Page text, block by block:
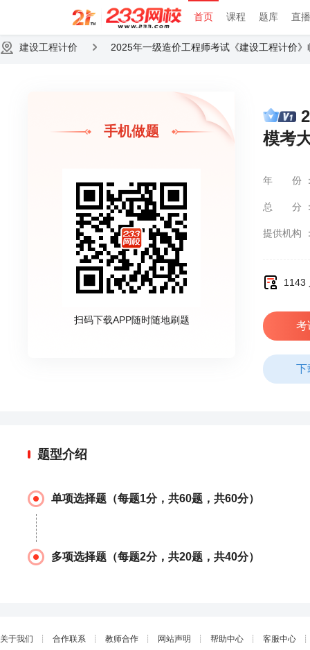
首页 课程 题库 直
建设工程计价 2025年一级造价工程师考试《建设工程计价
手机做题
扫码下载APP随时随地刷题
模考
年份
总分
提供机构
1143
考
下
题型介绍
单项选择题（每题1分，共60题，共60分）
多项选择题（每题2分，共20题，共40分）
关于我们 ┊ 合作联系 ┊ 教师合作 ┊ 网站声明 ┊ 帮助中心 ┊ 客服中心 ┊